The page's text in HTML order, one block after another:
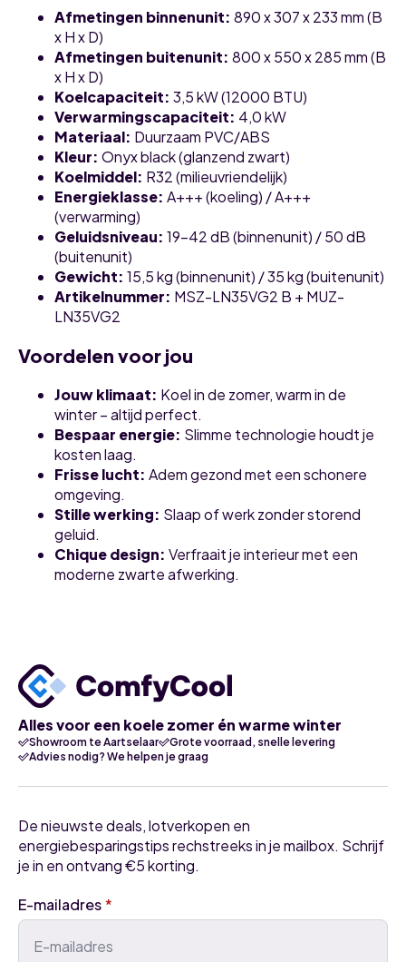
Afmetingen binnenunit: 890 x 307 x 233 mm (B
x H x D)
Afmetingen buitenunit: 800 x 550 x 285 mm (B
x H x D)
Koelcapaciteit: 3,5 kW (12000 BTU)
Verwarmingscapaciteit: 4,0 kW
Materiaal: Duurzaam PVC/ABS
Kleur: Onyx black (glanzend zwart)
Koelmiddel: R32 (milieuvriendelijk)
Energieklasse: A+++ (koeling) / A+++
(verwarming)
Geluidsniveau: 19-42 dB (binnenunit) / 50 dB
(buitenunit)
Gewicht: 15,5 kg (binnenunit) / 35 kg (buitenunit)
Artikelnummer: MSZ-LN35VG2 B + MUZ-
LN35VG2
Voordelen voor jou
Jouw klimaat: Koel in de zomer, warm in de
winter – altijd perfect.
Bespaar energie: Slimme technologie houdt je
kosten laag.
Frisse lucht: Adem gezond met een schonere
omgeving.
Stille werking: Slaap of werk zonder storend
geluid.
Chique design: Verfraait je interieur met een
moderne zwarte afwerking.
Alles voor een koele zomer én warme winter
Showroom te Aartselaar
Grote voorraad, snelle levering
Advies nodig? We helpen je graag
De nieuwste deals, lotverkopen en
energiebesparingstips rechstreeks in je mailbox. Schrijf
je in en ontvang €5 korting.
E-mailadres*